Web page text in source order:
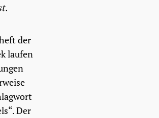
der
laufen
Der